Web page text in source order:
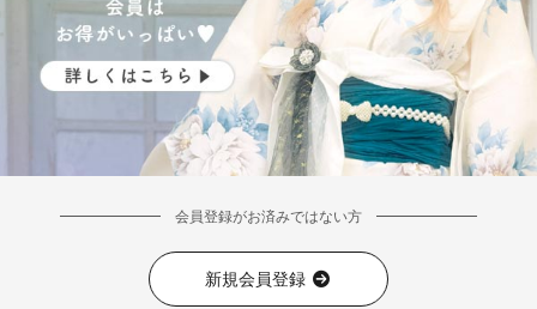
会員登録がお済みではない方
新規会員登録